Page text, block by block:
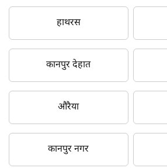
हाथरस
कानपुर देहात
औरैया
कानपुर नगर